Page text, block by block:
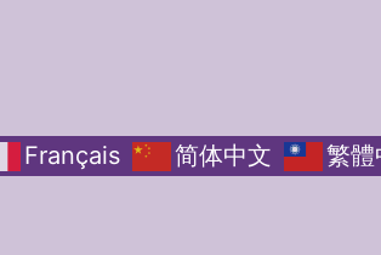
Français 简体中文 繁體